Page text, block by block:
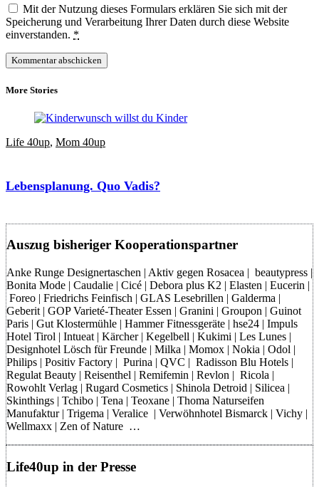
Mit der Nutzung dieses Formulars erklären Sie sich mit der
Speicherung und Verarbeitung Ihrer Daten durch diese Website
einverstanden. *
More Stories
Life 40up, Mom 40up
Lebensplanung. Quo Vadis?
Auszug bisheriger Kooperationspartner
Anke Runge Designertaschen | Aktiv gegen Rosacea | beautypress |
Bonita Mode | Caudalie | Cicé | Debora plus K2 | Elasten | Eucerin |
Foreo | Friedrichs Feinfisch | GLAS Lesebrillen | Galderma |
Geberit | GOP Varieté-Theater Essen | Granini | Groupon | Guinot
Paris | Gut Klostermühle | Hammer Fitnessgeräte | hse24 | Impuls
Hotel Tirol | Intueat | Kärcher | Kegelbell | Kukimi | Les Lunes |
Designhotel Lösch für Freunde | Milka | Momox | Nokia | Odol |
Philips | Positiv Factory | Purina | QVC | Radisson Blu Hotels |
Regulat Beauty | Reisenthel | Remifemin | Revlon | Ricola |
Rowohlt Verlag | Rugard Cosmetics | Shinola Detroid | Silicea |
Skinthings | Tchibo | Tena | Teoxane | Thoma Naturseifen
Manufaktur | Trigema | Veralice | Verwöhnhotel Bismarck | Vichy |
Wellmaxx | Zen of Nature …
Life40up in der Presse